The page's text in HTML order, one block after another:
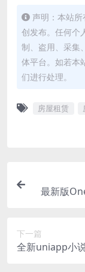
声明：本站
创发布。任何个
制、盗用、采集
体平台。如若本
们进行处理。
房屋租赁
最新版
下一篇
全新uniapp小